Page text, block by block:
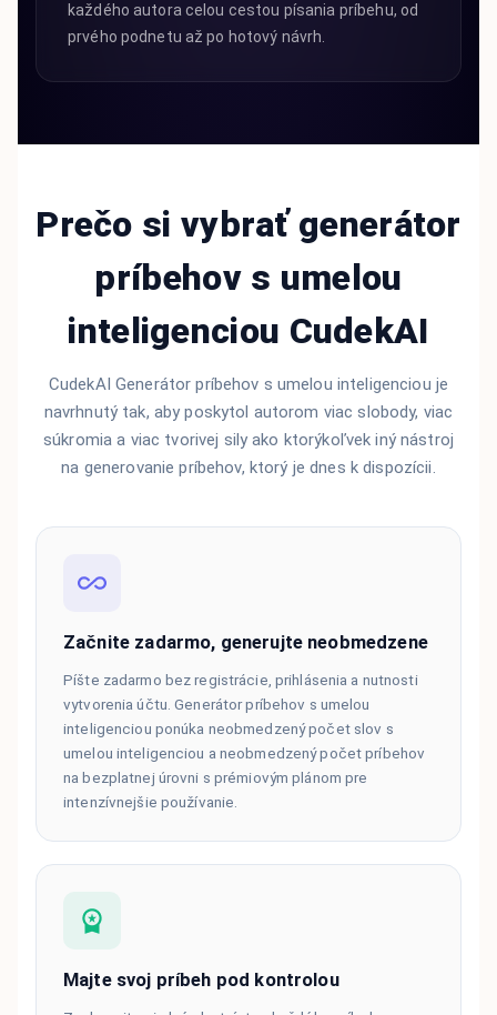
každého autora celou cestou písania príbehu, od
prvého podnetu až po hotový návrh.
Prečo si vybrať generátor
príbehov s umelou
inteligenciou CudekAI
CudekAI Generátor príbehov s umelou inteligenciou je
navrhnutý tak, aby poskytol autorom viac slobody, viac
súkromia a viac tvorivej sily ako ktorýkoľvek iný nástroj
na generovanie príbehov, ktorý je dnes k dispozícii.
Začnite zadarmo, generujte neobmedzene
Píšte zadarmo bez registrácie, prihlásenia a nutnosti
vytvorenia účtu. Generátor príbehov s umelou
inteligenciou ponúka neobmedzený počet slov s
umelou inteligenciou a neobmedzený počet príbehov
na bezplatnej úrovni s prémiovým plánom pre
intenzívnejšie používanie.
Majte svoj príbeh pod kontrolou